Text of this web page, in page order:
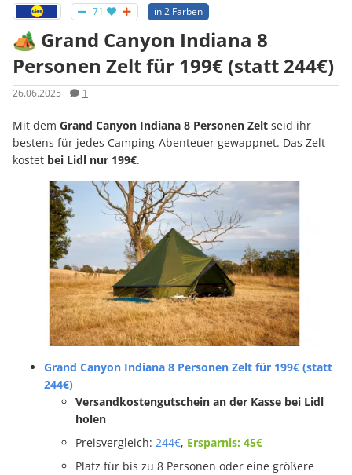
71 in 2 Farben
🏕️ Grand Canyon Indiana 8
Personen Zelt für 199€ (statt 244€)
26.06.2025 1
Mit dem Grand Canyon Indiana 8 Personen Zelt seid ihr
bestens für jedes Camping-Abenteuer gewappnet. Das Zelt
kostet bei Lidl nur 199€.
Grand Canyon Indiana 8 Personen Zelt für 199€ (statt
244€)
Versandkostengutschein an der Kasse bei Lidl
holen
Preisvergleich: 244€, Ersparnis: 45€
Platz für bis zu 8 Personen oder eine größere